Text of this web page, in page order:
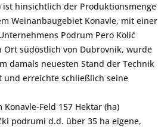
ist hinsichtlich der Produktionsmenge
Weinanbaugebiet Konavle, mit einer
Podrum Pero Kolić
südöstlich von Dubrovnik, wurde
damals neuesten Stand der Technik
und erreichte schließlich seine
Feld 157 Hektar (ha)
podrumi d.d. über 35 ha eigene,